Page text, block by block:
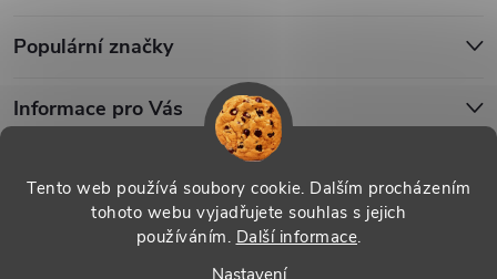
Tento web používá soubory cookie. Dalším procházením
tohoto webu vyjadřujete souhlas s jejich
používáním. Další informace.
Nastavení
Populární značky
Informace pro Vás
Copyright 2026 . Všechna práva vyhrazena.